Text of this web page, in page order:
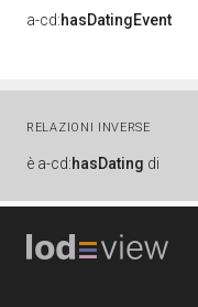
a-cd:hasDatingEvent
RELAZIONI INVERSE
è a-cd:hasDating di